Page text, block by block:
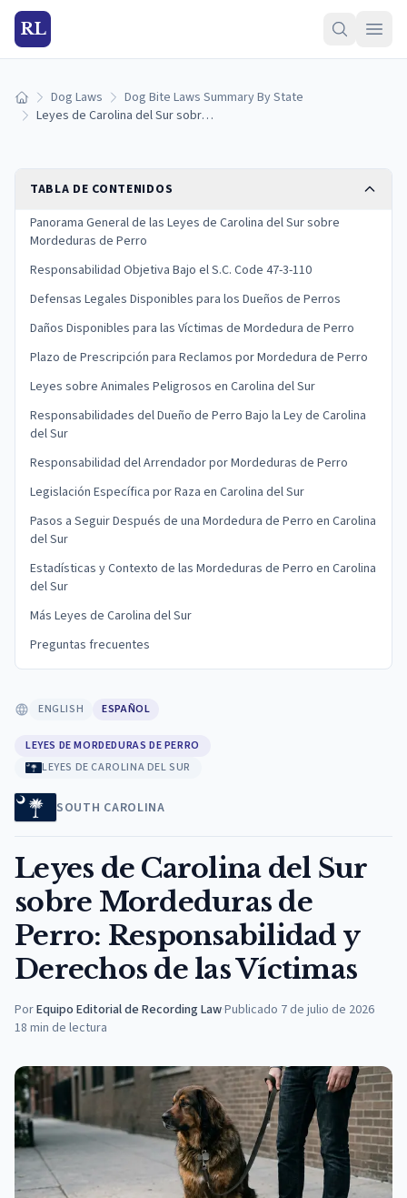
RL
Inicio Dog Laws
Dog Bite Laws Summary By State
Leyes de Carolina del Sur sobre Mordeduras de Perro: Responsabilidad y Derechos de las Víctimas
TABLA DE CONTENIDOS
Panorama General de las Leyes de Carolina del Sur sobre
Mordeduras de Perro
Responsabilidad Objetiva Bajo el S.C. Code 47-3-110
Defensas Legales Disponibles para los Dueños de Perros
Daños Disponibles para las Víctimas de Mordedura de Perro
Plazo de Prescripción para Reclamos por Mordedura de Perro
Leyes sobre Animales Peligrosos en Carolina del Sur
Responsabilidades del Dueño de Perro Bajo la Ley de Carolina
del Sur
Responsabilidad del Arrendador por Mordeduras de Perro
Legislación Específica por Raza en Carolina del Sur
Pasos a Seguir Después de una Mordedura de Perro en Carolina
del Sur
Estadísticas y Contexto de las Mordeduras de Perro en Carolina
del Sur
Más Leyes de Carolina del Sur
Preguntas frecuentes
ENGLISH ESPAÑOL
LEYES DE MORDEDURAS DE PERRO
LEYES DE CAROLINA DEL SUR
SOUTH CAROLINA
Leyes de Carolina del Sur
sobre Mordeduras de
Perro: Responsabilidad y
Derechos de las Víctimas
PorEquipo Editorial de Recording Law·Publicado 7 de julio de 2026
18 min de lectura